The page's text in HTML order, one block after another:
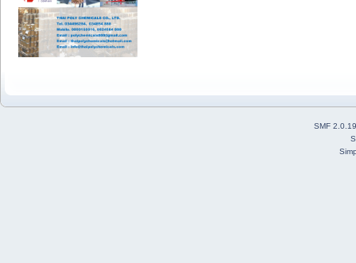
SMF 2.0.19